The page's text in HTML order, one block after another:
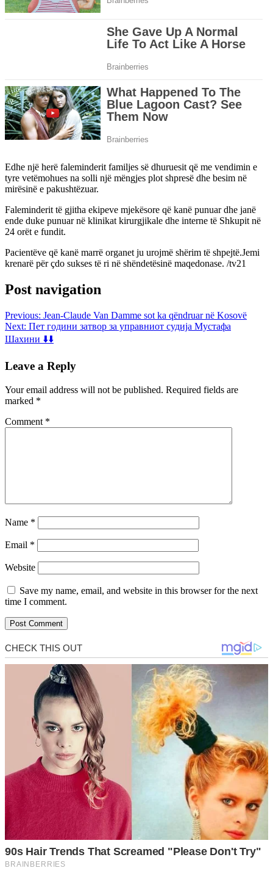
Edhe një herë faleminderit familjes së dhuruesit që me vendimin e
tyre vetëmohues na solli një mëngjes plot shpresë dhe besim në
mirësinë e pakushtëzuar.
Faleminderit të gjitha ekipeve mjekësore që kanë punuar dhe janë
ende duke punuar në klinikat kirurgjikale dhe interne të Shkupit në
24 orët e fundit.
Pacientëve që kanë marrë organet ju urojmë shërim të shpejtë.Jemi
krenarë për çdo sukses të ri në shëndetësinë maqedonase. /tv21
Post navigation
Previous: Jean-Claude Van Damme sot ka qëndruar në Kosovë
Next: Пет години затвор за управниот судија Мустафа
Шахини ⬇️⬇️
Leave a Reply
Your email address will not be published. Required fields are
marked *
Comment *
Name *
Email *
Website
Save my name, email, and website in this browser for the next
time I comment.